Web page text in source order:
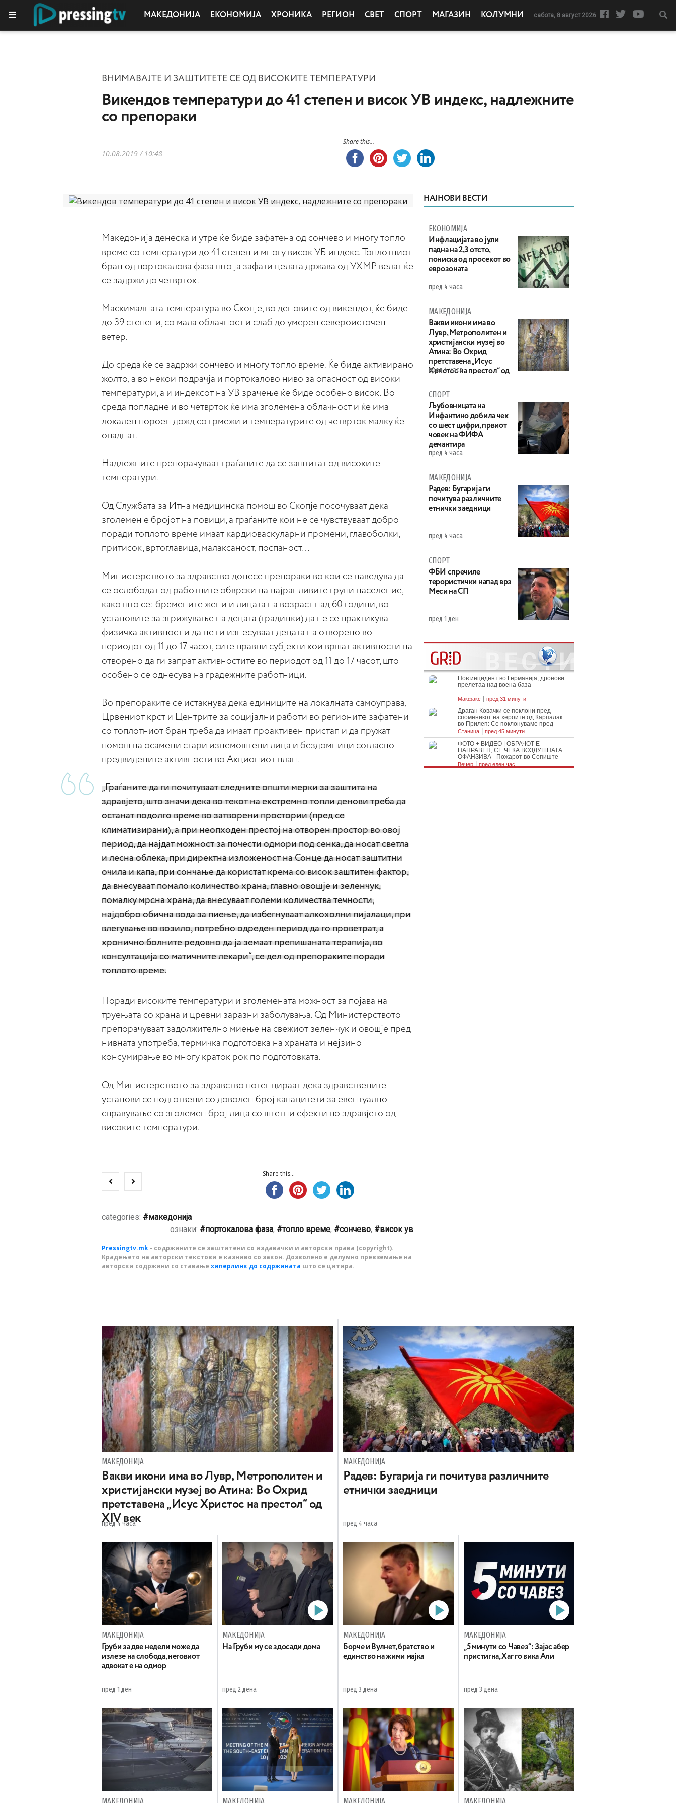
МАКЕДОНИЈА ЕКОНОМИЈА ХРОНИКА РЕГИОН СВЕТ СПОРТ МАГАЗИН КОЛУМНИ сабота, 8 август 2026
ВНИМАВАЈТЕ И ЗАШТИТЕТЕ СЕ ОД ВИСОКИТЕ ТЕМПЕРАТУРИ
Викендов температури до 41 степен и виcoк УВ индекс, надлежните
со препораки
10.08.2019 / 10:48
Share this...
Македонија денеска и утре ќе биде зафатена од сончево и многу топло
време со температури до 41 степен и многу висок УБ индекс. Топлотниот
бран од портокалова фаза што ја зафати целата држава од УХМР велат ќе
се задржи до четврток.
Маскималната температура во Скопје, во деновите од викендот, ќе биде
до 39 степени, со мала облачност и слаб до умерен североисточен
ветер.
До среда ќе се задржи сончево и многу топло време. Ќе биде активирано
жолто, а во некои подрачја и портокалово ниво за опасност од високи
температури, а и индексот на УВ зрачење ќе биде особено висок. Во
среда попладне и во четврток ќе има зголемена облачност и ќе има
локален пороен дожд со грмежи и температурите од четврток малку ќе
опаднат.
Надлежните препорачуваат граѓаните да се заштитат од високите
температури.
Од Службата за Итна медицинска помош во Скопје посочуваат дека
зголемен е бројот на повици, а граѓаните кои не се чувствуваат добро
поради топлото време имаат кардиоваскуларни промени, главоболки,
притисок, вртоглавица, малаксаност, поспаност…
Министерството за здравство донесе препораки во кои се наведува да
се ослободат од работните обврски на најранливите групи население,
како што се: бремените жени и лицата на возраст над 60 години, во
установите за згрижување на децата (градинки) да не се практикува
физичка активност и да не ги изнесуваат децата на отворено во
периодот од 11 до 17 часот, сите правни субјекти кои вршат активности на
отворено да ги запрат активностите во периодот од 11 до 17 часот, што
особено се однесува на градежните работници.
Во препораките се истакнува дека единиците на локалната самоуправа,
Црвениот крст и Центрите за социјални работи во регионите зафатени
со топлотниот бран треба да имаат проактивен пристап и да пружат
помош на осамени стари изнемоштени лица и бездомници согласно
предвидените активности во Акциониот план.
„Граѓаните да ги почитуваат следните општи мерки за заштита на
здравјето, што значи дека во текот на екстремно топли денови треба да
останат подолго време во затворени простории (пред се
климатизирани), а при неопходен престој на отворен простор во овој
период, да најдат можност за почести одмори под сенка, да носат светла
и лесна облека, при директна изложеност на Сонце да носат заштитни
очила и капа, при сончање да користат крема со висок заштитен фактор,
да внесуваат помало количество храна, главно овошје и зеленчук,
помалку мрсна храна, да внесуваат големи количества течности,
најдобро обична вода за пиење, да избегнуваат алкохолни пијалаци, при
влегување во возило, потребно одреден период да го проветрат, а
хронично болните редовно да ја земаат препишаната терапија, во
консултација со матичните лекари“, се дел од препораките поради
топлото време.
Поради високите температури и зголемената можност за појава на
труењата со храна и цревни заразни заболувања. Од Министерството
препорачуваат задолжително миење на свежиот зеленчук и овошје пред
нивната употреба, термичка подготовка на храната и нејзино
консумирање во многу краток рок по подготовката.
Од Министерството за здравство потенцираат дека здравствените
установи се подготвени со доволен број капацитети за евентуално
справување со зголемен број лица со штетни ефекти по здравјето од
високите температури.
Share this...
categories:
македонија
ознаки:
портокалова фаза, топло време, сончево, висок ув
Pressingtv.mk - содржините се заштитени со издавачки и авторски права (copyright).
Крадењето на авторски текстови е казниво со закон. Дозволено е делумно превземање на
авторски содржини со ставање хиперлинк до содржината што се цитира.
НАЈНОВИ ВЕСТИ
ЕКОНОМИЈА
Инфлацијата во јули
падна на 2,3 отсто,
пониска од просекот во
еврозоната
пред 4 часа
МАКЕДОНИЈА
Вакви икони има во
Лувр, Метрополитен и
христијански музеј во
Атина: Во Охрид
претставена „Исус
Христос на престол“ од
XIV век
пред 4 часа
СПОРТ
Љубовницата на
Инфантино добила чек
со шест цифри, првиот
човек на ФИФА
демантира
пред 4 часа
МАКЕДОНИЈА
Радев: Бугарија ги
почитува различните
етнички заедници
пред 4 часа
СПОРТ
ФБИ спречиле
терористички напад врз
Меси на СП
пред 1 ден
МАКЕДОНИЈА
Вакви икони има во Лувр, Метрополитен и
христијански музеј во Атина: Во Охрид
претставена „Исус Христос на престол“ од
XIV век
пред 4 часа
МАКЕДОНИЈА
Радев: Бугарија ги почитува различните
етнички заедници
пред 4 часа
МАКЕДОНИЈА
Груби за две недели може да
излезе на слобода, неговиот
адвокат е на одмор
пред 1 ден
МАКЕДОНИЈА
На Груби му се здосади дома
пред 2 дена
МАКЕДОНИЈА
Борче и Вулнет, братство и
единство на жими мајка
пред 3 дена
МАКЕДОНИЈА
„5 минути со Чавез“: Зајас абер
пристигна, Хаг го вика Али
пред 3 дена